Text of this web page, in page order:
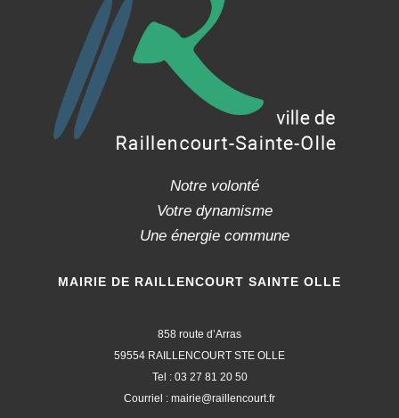
Notre volonté
Votre dynamisme
Une énergie commune
MAIRIE DE RAILLENCOURT SAINTE OLLE
858 route d’Arras
59554 RAILLENCOURT STE OLLE
Tel : 03 27 81 20 50
Courriel : mairie@raillencourt.fr